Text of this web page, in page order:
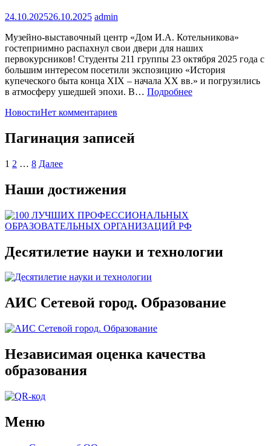
24.10.202526.10.2025 admin
Музейно-выставочный центр «Дом И.А. Котельникова»
гостеприимно распахнул свои двери для наших
первокурсников! Студенты 211 группы 23 октября 2025 года с
большим интересом посетили экспозицию «История
купеческого быта конца XIX – начала XX вв.» и погрузились
в атмосферу ушедшей эпохи. В… Подробнее
НовостиНет комментариев
Пагинация записей
1 2 … 8 Далее
Наши достижения
Десятилетие науки и технологии
АИС Сетевой город. Образование
Независимая оценка качества
образования
Меню